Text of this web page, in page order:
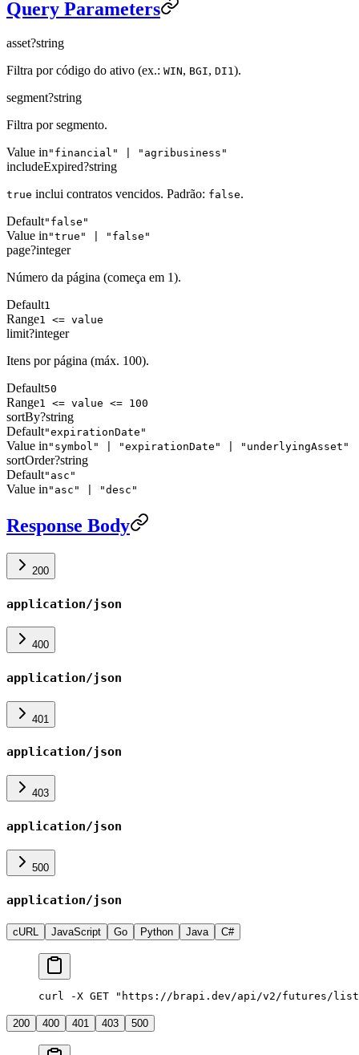
Query Parameters
asset?string
Filtra por código do ativo (ex.: WIN, BGI, DI1).
segment?string
Filtra por segmento.
Value in "financial" | "agribusiness"
includeExpired?string
true inclui contratos vencidos. Padrão: false.
Default"false"
Value in "true" | "false"
page?integer
Número da página (começa em 1).
Default1
Range1 <= value
limit?integer
Itens por página (máx. 100).
Default50
Range1 <= value <= 100
sortBy?string
Default"expirationDate"
Value in "symbol" | "expirationDate" | "underlyingAsset"
sortOrder?string
Default"asc"
Value in "asc" | "desc"
Response Body
200
application/json
400
application/json
401
application/json
403
application/json
500
application/json
cURL JavaScript Go Python Java C#
curl -X GET "https://brapi.dev/api/v2/futures/
200 400 401 403 500